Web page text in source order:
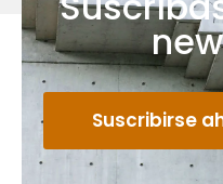
Suscribirse